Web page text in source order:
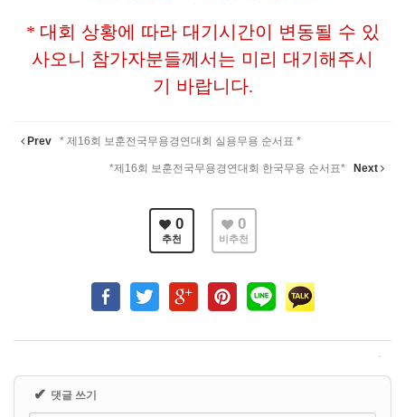
* 대회 상황에 따라 대기시간이 변동될 수 있
사오니 참가자분들께서는 미리 대기해주시
기 바랍니다.
Prev * 제16회 보훈전국무용경연대회 실용무용 순서표 *
*제16회 보훈전국무용경연대회 한국무용 순서표* Next
0
추천
0
비추천
✔ 댓글 쓰기